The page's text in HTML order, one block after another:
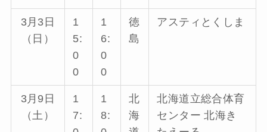
3月3日
（日）
1
5:
0
0
1
6:
0
0
徳
島
アスティとくしま
3月9日
（土）
1
7:
1
8:
北
海
北海道立総合体育
センター 北海き